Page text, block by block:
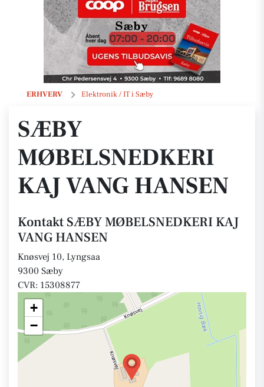
ERHVERV Elektronik / IT i Sæby
SÆBY MØBELSNEDKERI KAJ VANG HANSEN
SÆBY
MØBELSNEDKERI
KAJ VANG HANSEN
Kontakt SÆBY MØBELSNEDKERI KAJ
VANG HANSEN
Knøsvej 10, Lyngsaa
9300 Sæby
CVR: 15308877
+
−